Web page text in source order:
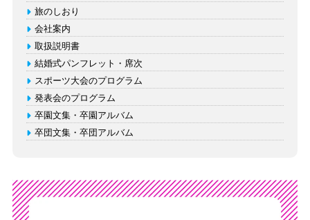
旅のしおり
会社案内
取扱説明書
結婚式パンフレット・席次
スポーツ大会のプログラム
発表会のプログラム
卒園文集・卒園アルバム
卒団文集・卒団アルバム